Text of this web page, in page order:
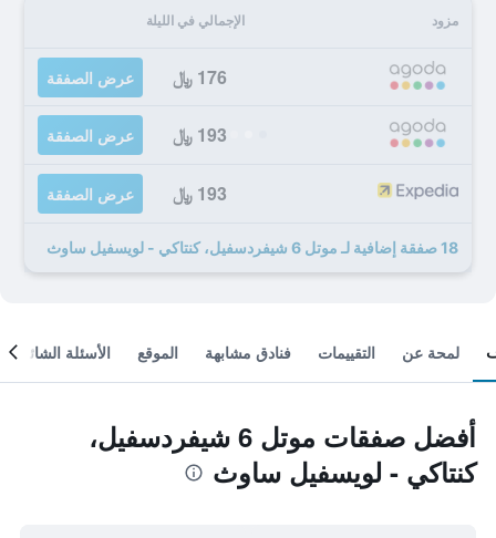
مزود الإجمالي في الليلة
176 ﷼ عرض الصفقة
193 ﷼ عرض الصفقة
193 ﷼ عرض الصفقة
18 صفقة إضافية لـ موتل 6 شيفردسفيل، كنتاكي - لويسفيل ساوث
لمحة عن التقييمات فنادق مشابهة الموقع الأسئلة الشائعة
أفضل صفقات موتل 6 شيفردسفيل،
كنتاكي - لويسفيل ساوث